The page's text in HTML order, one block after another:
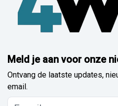
Meld je aan voor onze
Ontvang de laatste updates,
email.